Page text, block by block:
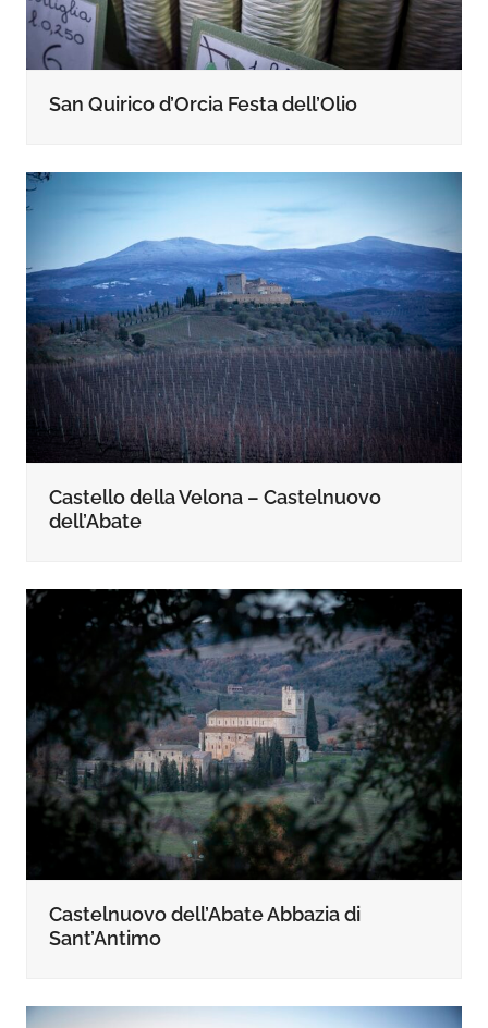
San Quirico d’Orcia Festa dell’Olio
Castello della Velona – Castelnuovo
dell’Abate
Castelnuovo dell’Abate Abbazia di
Sant’Antimo